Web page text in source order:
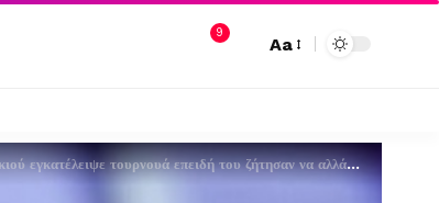
9
Aa
τουρνουά επειδή του ζήτησαν να αλλάξει ρούχα